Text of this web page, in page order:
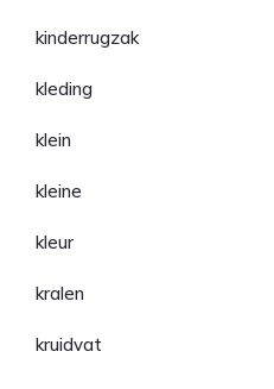
kinderrugzak
kleding
klein
kleine
kleur
kralen
kruidvat